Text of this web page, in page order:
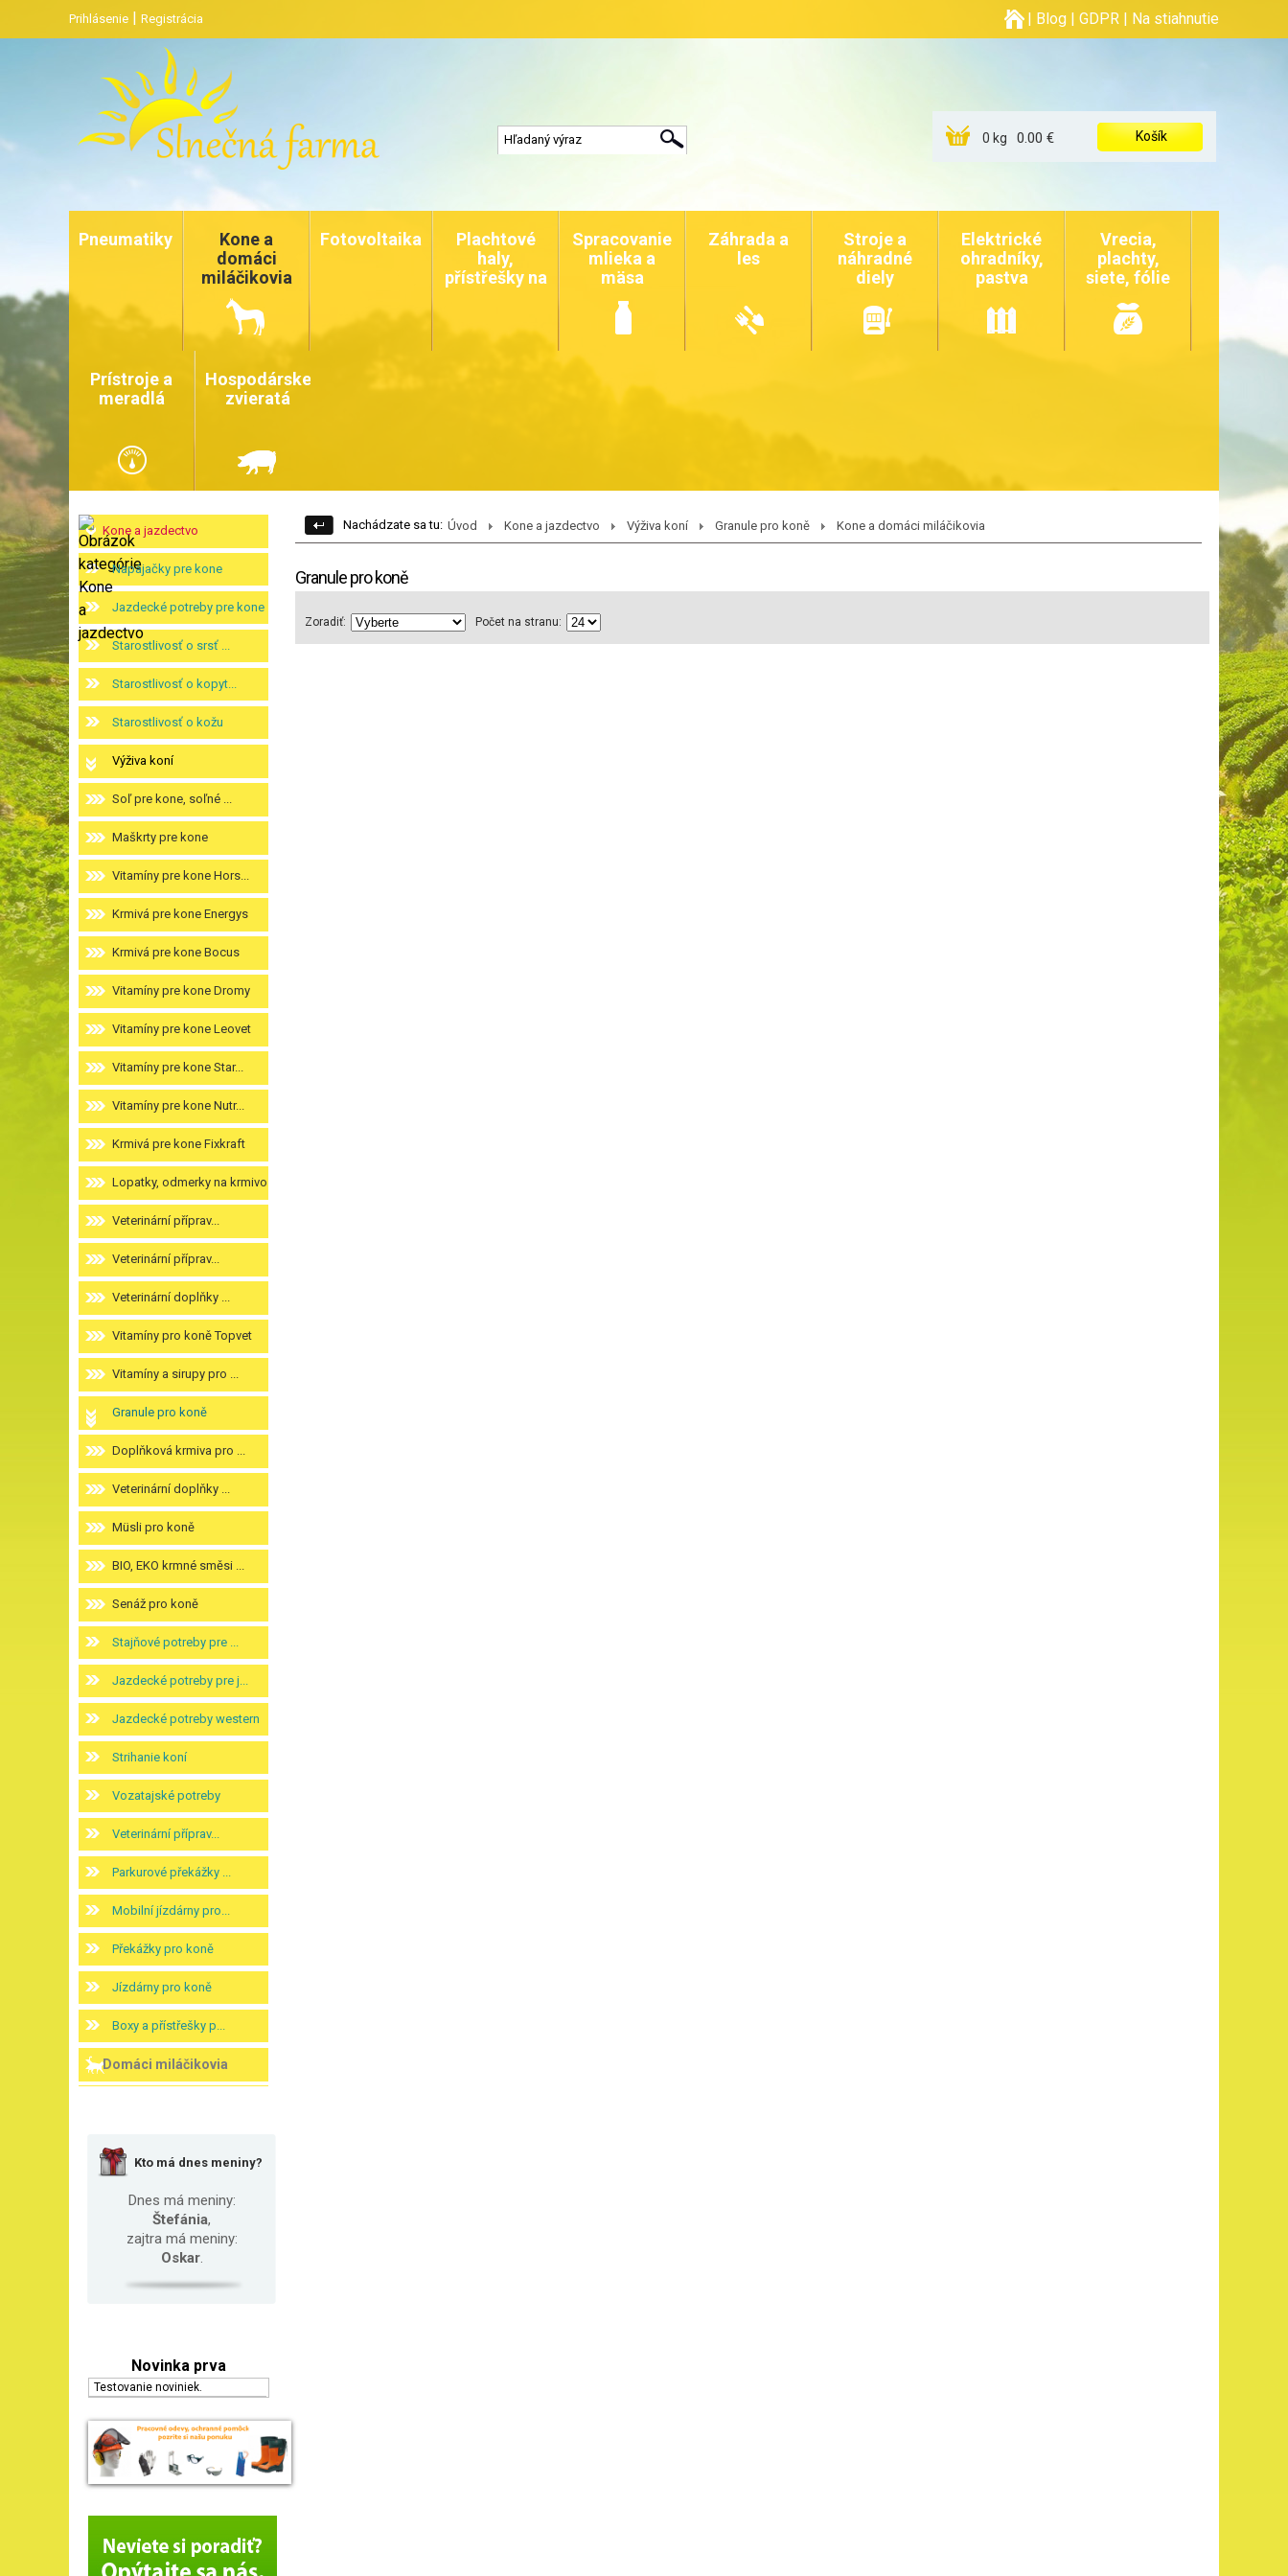
Prihlásenie | Registrácia | Blog | GDPR | Na stiahnutie
0 kg 0.00 € Košík
Pneumatiky
Kone a
domáci
miláčikovia
Fotovoltaika
Plachtové
haly,
přístřešky na
Spracovanie
mlieka a
mäsa
Záhrada a
les
Stroje a
náhradné
diely
Elektrické
ohradníky,
pastva
Vrecia,
plachty,
siete, fólie
Prístroje a
meradlá
Hospodárske
zvieratá
Kone a jazdectvo
Napájačky pre kone
Jazdecké potreby pre kone
Starostlivosť o srsť ...
Starostlivosť o kopyt...
Starostlivosť o kožu
Výživa koní
Soľ pre kone, soľné ...
Maškrty pre kone
Vitamíny pre kone Hors...
Krmivá pre kone Energys
Krmivá pre kone Bocus
Vitamíny pre kone Dromy
Vitamíny pre kone Leovet
Vitamíny pre kone Star...
Vitamíny pre kone Nutr...
Krmivá pre kone Fixkraft
Lopatky, odmerky na krmivo
Veterinární příprav...
Veterinární příprav...
Veterinární doplňky ...
Vitamíny pro koně Topvet
Vitamíny a sirupy pro ...
Granule pro koně
Doplňková krmiva pro ...
Veterinární doplňky ...
Müsli pro koně
BIO, EKO krmné směsi ...
Senáž pro koně
Stajňové potreby pre ...
Jazdecké potreby pre j...
Jazdecké potreby western
Strihanie koní
Vozatajské potreby
Veterinární příprav...
Parkurové překážky ...
Mobilní jízdárny pro...
Překážky pro koně
Jízdárny pro koně
Boxy a přístřešky p...
Domáci miláčikovia
Kto má dnes meniny?
Dnes má meniny:
Štefánia,
zajtra má meniny:
Oskar.
Novinka prva
Testovanie noviniek.
Nachádzate sa tu: Úvod Kone a jazdectvo Výživa koní Granule pro koně Kone a domáci miláčikovia
Granule pro koně
Zoradiť: Počet na stranu: